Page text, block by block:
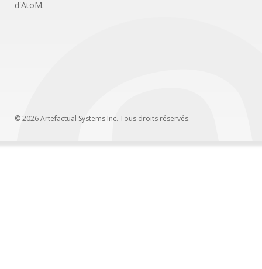
d'AtoM.
© 2026 Artefactual Systems Inc. Tous droits réservés.